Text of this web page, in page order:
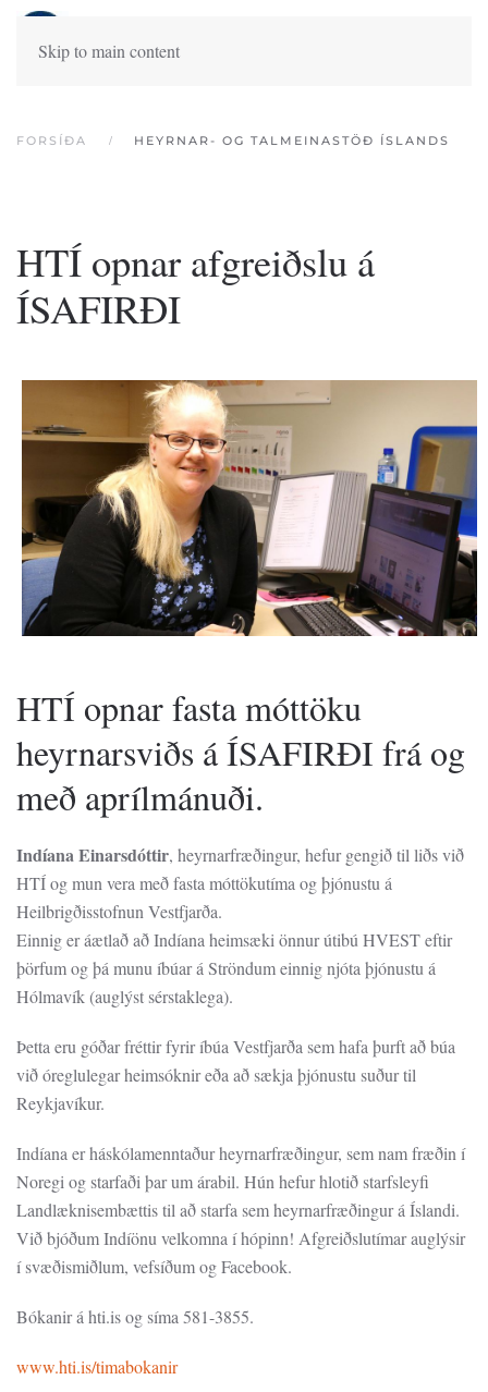
Skip to main content
FORSÍÐA HEYRNAR- OG TALMEINASTÖÐ ÍSLANDS
HTÍ opnar afgreiðslu á
ÍSAFIRÐI
HTÍ opnar fasta móttöku
heyrnarsviðs á ÍSAFIRÐI frá og
með aprílmánuði.
Indíana Einarsdóttir, heyrnarfræðingur, hefur gengið til liðs við
HTÍ og mun vera með fasta móttökutíma og þjónustu á
Heilbrigðisstofnun Vestfjarða.
Einnig er áætlað að Indíana heimsæki önnur útibú HVEST eftir
þörfum og þá munu íbúar á Ströndum einnig njóta þjónustu á
Hólmavík (auglýst sérstaklega).
Þetta eru góðar fréttir fyrir íbúa Vestfjarða sem hafa þurft að búa
við óreglulegar heimsóknir eða að sækja þjónustu suður til
Reykjavíkur.
Indíana er háskólamenntaður heyrnarfræðingur, sem nam fræðin í
Noregi og starfaði þar um árabil. Hún hefur hlotið starfsleyfi
Landlæknisembættis til að starfa sem heyrnarfræðingur á Íslandi.
Við bjóðum Indíönu velkomna í hópinn! Afgreiðslutímar auglýsir
í svæðismiðlum, vefsíðum og Facebook.
Bókanir á hti.is og síma 581-3855.
www.hti.is/timabokanir